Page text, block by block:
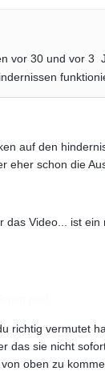
vor 30 und vor 3
auf den
eher schon die
das Video... ist
richtig vermutet
das sie nicht
oben zu